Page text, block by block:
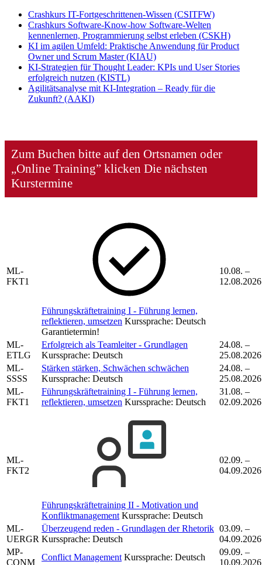
Crashkurs IT-Fortgeschrittenen-Wissen (CSITFW)
Crashkurs Software-Know-how Software-Welten
kennenlernen, Programmierung selbst erleben (CSKH)
KI im agilen Umfeld: Praktische Anwendung für Product
Owner und Scrum Master(KIAU)
KI-Strategien für Thought Leader: KPIs und User Stories
erfolgreich nutzen (KISTL)
Agilitätsanalyse mit KI-Integration – Ready für die
Zukunft? (AAKI)
Zum Buchen bitte auf den Ortsnamen oder
„Online Training” klicken Die nächsten
Kurstermine
ML-
FKT1
Führungskräftetraining I - Führung lernen,
reflektieren, umsetzen Kurssprache: Deutsch
Garantietermin!
10.08. –
12.08.2026
ML-
ETLG
Erfolgreich als Teamleiter - Grundlagen
Kurssprache: Deutsch
24.08. –
25.08.2026
ML-
SSSS
Stärken stärken, Schwächen schwächen
Kurssprache: Deutsch
24.08. –
25.08.2026
ML-
FKT1
Führungskräftetraining I - Führung lernen,
reflektieren, umsetzen Kurssprache: Deutsch
31.08. –
02.09.2026
ML-
FKT2
Führungskräftetraining II - Motivation und
Konfliktmanagement Kurssprache: Deutsch
02.09. –
04.09.2026
ML-
UERGR
Überzeugend reden - Grundlagen der Rhetorik
Kurssprache: Deutsch
03.09. –
04.09.2026
MP-
CONM
Conflict Management Kurssprache: Deutsch
09.09. –
10.09.2026